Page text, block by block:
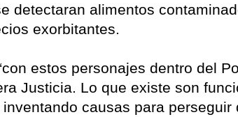
detectaran alimentos
exorbitantes.
estos personajes dentro del
Justicia. Lo que existe son
causas para perseguir